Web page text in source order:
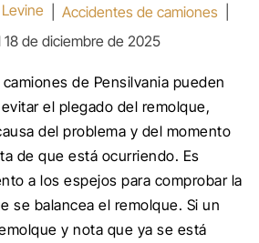
Accidentes de camiones
de diciembre de 2025
de Pensilvania pueden
el plegado del remolque,
del problema y del momento
de que está ocurriendo. Es
a los espejos para comprobar la
se balancea el remolque. Si un
y nota que ya se está